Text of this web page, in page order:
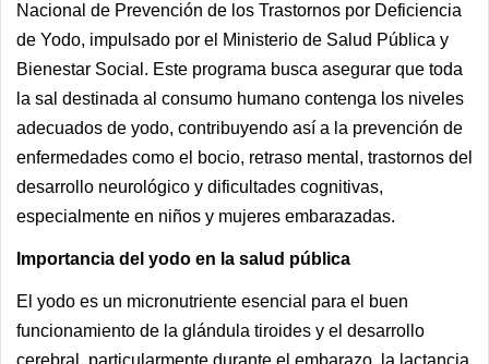
Nacional de Prevención de los Trastornos por Deficiencia
de Yodo, impulsado por el Ministerio de Salud Pública y
Bienestar Social. Este programa busca asegurar que toda
la sal destinada al consumo humano contenga los niveles
adecuados de yodo, contribuyendo así a la prevención de
enfermedades como el bocio, retraso mental, trastornos del
desarrollo neurológico y dificultades cognitivas,
especialmente en niños y mujeres embarazadas.
Importancia del yodo en la salud pública
El yodo es un micronutriente esencial para el buen
funcionamiento de la glándula tiroides y el desarrollo
cerebral, particularmente durante el embarazo, la lactancia